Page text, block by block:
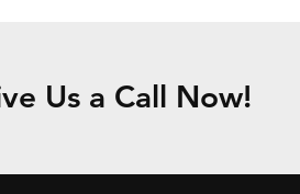
Us a Call Now!